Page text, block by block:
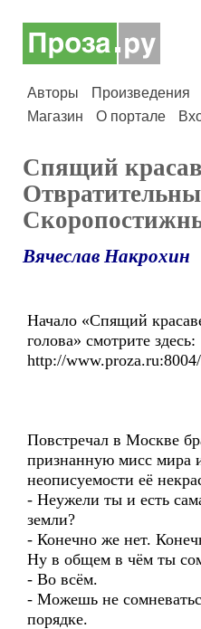
Авторы Произведения
Магазин
О портале
Спящий
Вячеслав Накрохин
Начало «Спящий
голова» смотрите здесь:
http://
Повстречал в Москве
признанную мисс мира
неописуемости её
- Неужели ты и есть
земли?
- Конечно же нет.
Ну в общем в чём ты
- Во всём.
- Можешь не
порядке.